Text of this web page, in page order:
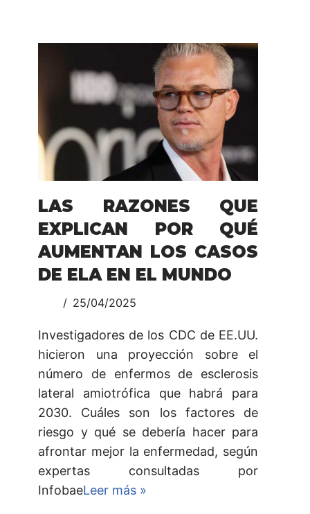
LAS RAZONES QUE
EXPLICAN POR QUÉ
AUMENTAN LOS CASOS
DE ELA EN EL MUNDO
25/04/2025
Investigadores de los CDC de EE.UU.
hicieron una proyección sobre el
número de enfermos de esclerosis
lateral amiotrófica que habrá para
2030. Cuáles son los factores de
riesgo y qué se debería hacer para
afrontar mejor la enfermedad, según
expertas consultadas por
InfobaeLeer más »